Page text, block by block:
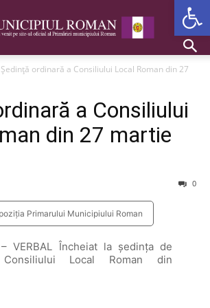
Ședință ordinară a Consiliului Local Roman din 27
a Consiliului
din 27 martie
0
Primarului Municipiului Roman
– VERBAL Încheiat la şedinţa de
Local Roman din